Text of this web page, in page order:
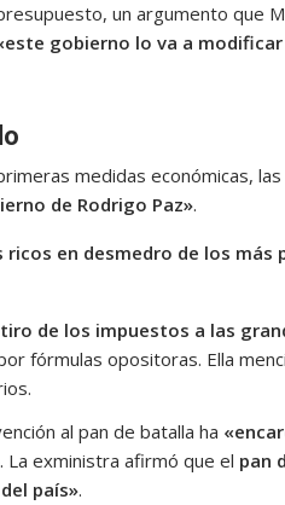
un argumento que
gobierno lo va a modificar
medidas económicas,
de Rodrigo Paz».
en desmedro de los más
de los impuestos a las
fórmulas opositoras. Ella
al pan de batalla ha
. La exministra afirmó que el pan
país».